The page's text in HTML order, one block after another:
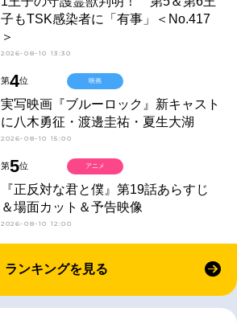
子もTSK感染者に「有事」＜No.417
＞
2026-08-10 13:30
第4位
実写映画『ブルーロック』新キャスト
に八木勇征・渡邊圭祐・夏生大湖
2026-08-10 15:00
映画
第5位
『正反対な君と僕』第19話あらすじ
＆場面カット＆予告映像
2026-08-10 12:00
アニメ
ランキングを見る